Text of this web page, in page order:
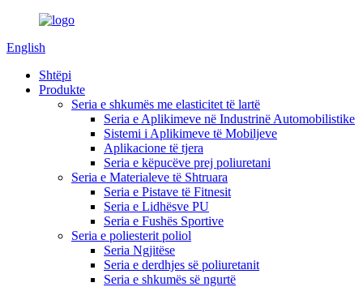
English
Shtëpi
Produkte
Seria e shkumës me elasticitet të lartë
Seria e Aplikimeve në Industrinë Automobilistike
Sistemi i Aplikimeve të Mobiljeve
Aplikacione të tjera
Seria e këpucëve prej poliuretani
Seria e Materialeve të Shtruara
Seria e Pistave të Fitnesit
Seria e Lidhësve PU
Seria e Fushës Sportive
Seria e poliesterit poliol
Seria Ngjitëse
Seria e derdhjes së poliuretanit
Seria e shkumës së ngurtë